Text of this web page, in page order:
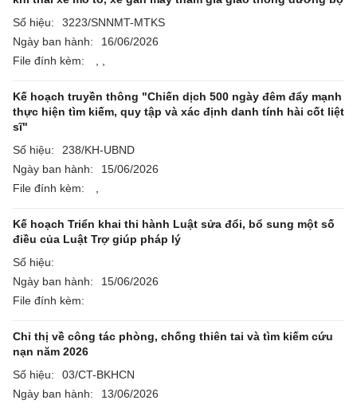
Số hiệu:
3223/SNNMT-MTKS
Ngày ban hành:
16/06/2026
File đính kèm:
Kế hoạch truyền thông "Chiến dịch 500 ngày đêm đẩy mạnh
thực hiện tìm kiếm, quy tập và xác định danh tính hài cốt liệt
sĩ"
Số hiệu:
238/KH-UBND
Ngày ban hành:
15/06/2026
File đính kèm:
Kế hoạch Triển khai thi hành Luật sửa đổi, bổ sung một số
điều của Luật Trợ giúp pháp lý
Số hiệu:
Ngày ban hành:
15/06/2026
File đính kèm:
Chỉ thị về công tác phòng, chống thiên tai và tìm kiếm cứu
nạn năm 2026
Số hiệu:
03/CT-BKHCN
Ngày ban hành:
13/06/2026